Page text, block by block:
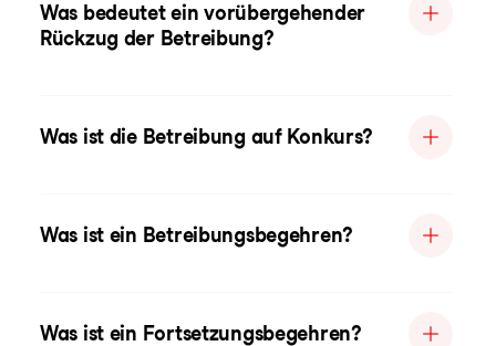
Was bedeutet ein vorübergehender
Rückzug der Betreibung?
Was ist die Betreibung auf Konkurs?
Was ist ein Betreibungsbegehren?
Was ist ein Fortsetzungsbegehren?